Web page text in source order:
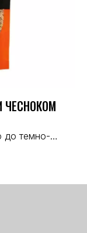
ЧЕСНОКОМ
до темно-